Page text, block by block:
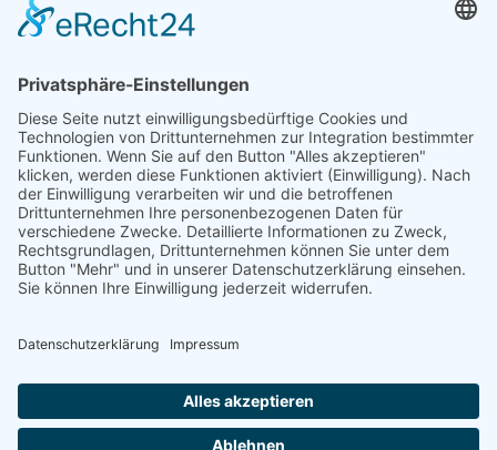
040 / 21 04 04 04-04
glinde@topf-online.de
Öffnungszeiten und mehr
Desktop-Version